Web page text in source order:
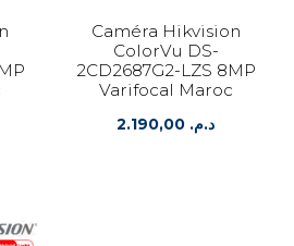
Caméra Hikvision
ColorVu DS-
2CD2687G2-LZS 8MP
Varifocal Maroc
د.م.